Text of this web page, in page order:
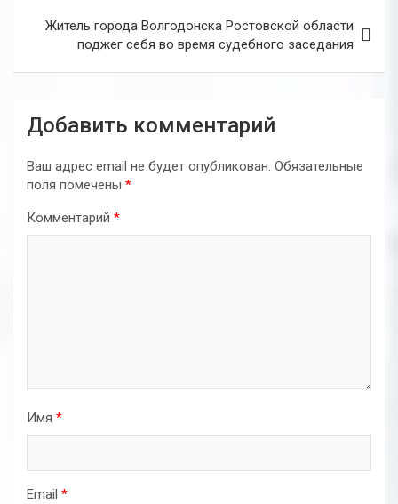
записям
Житель города Волгодонска Ростовской области
поджег себя во время судебного заседания
Добавить комментарий
Ваш адрес email не будет опубликован. Обязательные
поля помечены *
Комментарий *
Имя *
Email *